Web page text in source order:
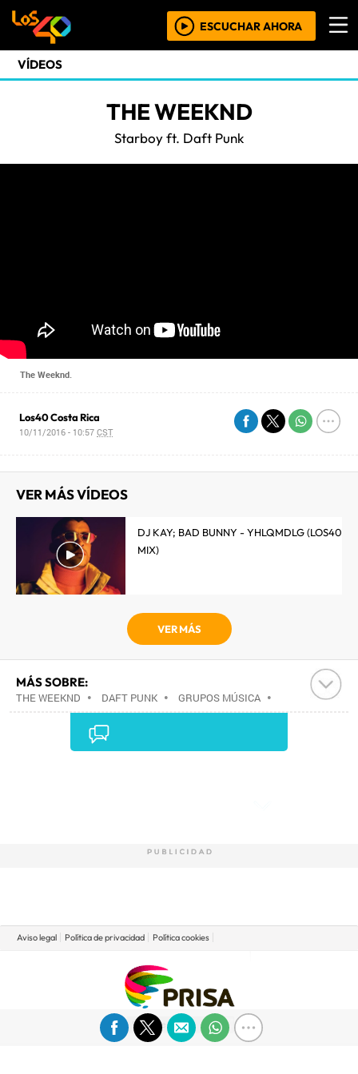
ESCUCHAR AHORA
VÍDEOS
THE WEEKND
Starboy ft. Daft Punk
The Weeknd.
Los40 Costa Rica
10/11/2016 - 10:57CST
VER MÁS VÍDEOS
DJ KAY; BAD BUNNY - YHLQMDLG (LOS40
MIX)
VER MÁS
MÁS SOBRE:
THE WEEKND • DAFT PUNK • GRUPOS MÚSICA •
•
Aviso legal Política de privacidad Política cookies